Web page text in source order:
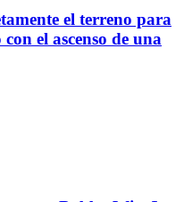
el terreno para
el ascenso de una